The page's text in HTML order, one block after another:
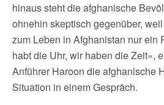
hinaus steht die afghanische
ohnehin skeptisch gegenüber,
zum Leben in Afghanistan nur ein
habt die Uhr, wir haben die Zeit«,
Anführer Haroon die afghanische
Situation in einem Gespräch.